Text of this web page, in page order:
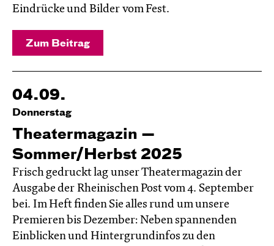
Eindrücke und Bilder vom Fest.
Zum Beitrag
04.09.
Donnerstag
Theatermagazin —
Sommer/Herbst 2025
Frisch gedruckt lag unser Theatermagazin der
Ausgabe der Rheinischen Post vom 4. September
bei. Im Heft finden Sie alles rund um unsere
Premieren bis Dezember: Neben spannenden
Einblicken und Hintergrundinfos zu den